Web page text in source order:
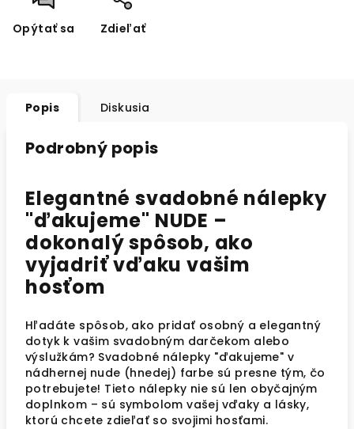
Opýtať sa Zdieľať
Popis Diskusia
Podrobný popis
Elegantné svadobné nálepky
"ďakujeme" NUDE –
dokonalý spôsob, ako
vyjadriť vďaku vašim
hosťom
Hľadáte spôsob, ako pridať osobný a elegantný
dotyk k vašim svadobným darčekom alebo
výslužkám? Svadobné nálepky "ďakujeme" v
nádhernej nude (hnedej) farbe sú presne tým, čo
potrebujete! Tieto nálepky nie sú len obyčajným
doplnkom – sú symbolom vašej vďaky a lásky,
ktorú chcete zdieľať so svojimi hosťami.